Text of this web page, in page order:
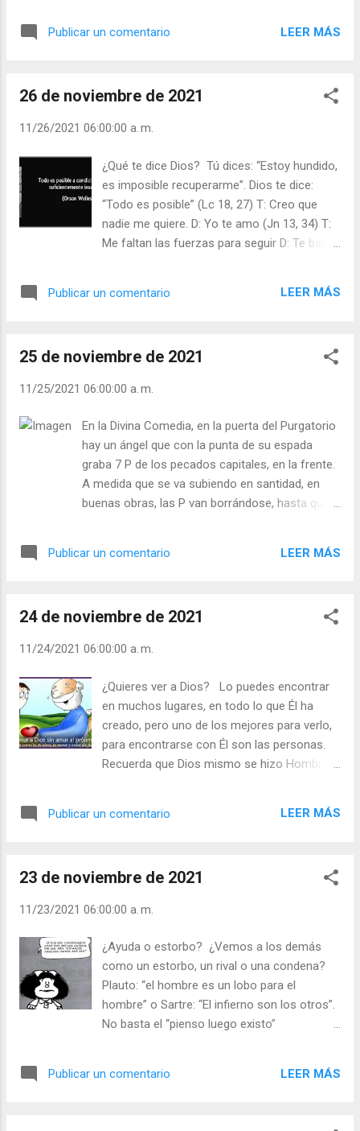
Día (+ Leer ). | Evangelio y Meditación (+ Leer
Publicar un comentario LEER MÁS
26 de noviembre de 2021
11/26/2021 06:00:00 a. m.
¿Qué te dice Dios? Tú dices: “Estoy hundido,
es imposible recuperarme”. Dios te dice:
“Todo es posible” (Lc 18, 27) T: Creo que
nadie me quiere. D: Yo te amo (Jn 13, 34) T:
Me faltan las fuerzas para seguir D: Te basta
(Hebr 13, 5). ¿Creemos firmemente que Dios
solos y abandonados? Nosotros podemos
pecamos, pero Él jamás nos abandona. Se
nos deja. - ¿Sientes a Dios en ti? - ¿Confías
plenamente en Él? Julián Escobar. | Lecturas
del Día (+ Leer ). | Evangelio y Meditación (+
Leer ) | | Santo del día (+ Leer ) | Laudes (+
Leer ) | Vísperas (+ Leer ) |
Publicar un comentario LEER MÁS
25 de noviembre de 2021
11/25/2021 06:00:00 a. m.
En la Divina Comedia, en la puerta del Purgatorio
hay un ángel que con la punta de su espada
graba 7 P de los pecados capitales, en la frente.
A medida que se va subiendo en santidad, en
buenas obras, las P van borrándose, hasta que
Edén, hay tres escalones que representan: - La
obras Y con una advertencia del ángel: NO
por hacerlo se convirtió en estatua de sal. -
¿Recuerdan los pecados capitales? - ¿Nos
vamos desprendiendo de ellos? Julián Escobar. |
Lecturas del Día (+ Leer ). | Evangelio y
Meditación (+ Leer ) | | Santo del día (+ Leer ) |
Laudes (+ Leer ) | Vísperas (+ Leer ) |
Publicar un comentario LEER MÁS
24 de noviembre de 2021
11/24/2021 06:00:00 a. m.
¿Quieres ver a Dios? Lo puedes encontrar
en muchos lugares, en todo lo que Él ha
creado, pero uno de los mejores para verlo,
para encontrarse con Él son las personas.
Recuerda que Dios mismo se hizo Hombre.
abandonas en el pobre que pasa frío y
semejantes al oro… a Dios le agrada más las
pobre es un templo, el más precioso” (san
Escobar. | Lecturas del Día (+ Leer ). |
Evangelio y Meditación (+ Leer ) | | Santo del
día (+ Leer ) | Laudes (+ Leer ) | Vísperas (+
Publicar un comentario LEER MÁS
23 de noviembre de 2021
11/23/2021 06:00:00 a. m.
¿Ayuda o estorbo? ¿Vemos a los demás
como un estorbo, un rival o una condena?
Plauto: “el hombre es un lobo para el
hombre” o Sartre: “El infierno son los otros”.
No basta el “pienso luego existo”
necesitamos de los demás para existir
Publicar un comentario LEER MÁS